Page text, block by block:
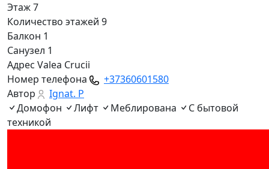
Этаж7
Количество этажей 9
Балкон 1
Санузел 1
Адрес Valea Crucii
Номер телефона
+37360601580
Автор
Ignat. P
Домофон
Лифт Меблирована
С бытовой
техникой